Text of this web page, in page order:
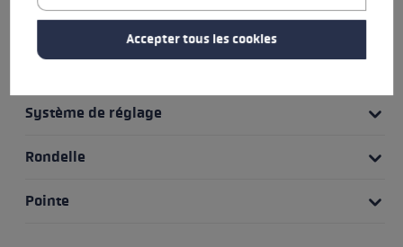
Boucle
Système de réglage
Rondelle
Pointe
Accepter tous les cookies